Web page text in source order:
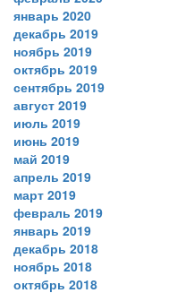
январь 2020
декабрь 2019
ноябрь 2019
октябрь 2019
сентябрь 2019
август 2019
июль 2019
июнь 2019
май 2019
апрель 2019
март 2019
февраль 2019
январь 2019
декабрь 2018
ноябрь 2018
октябрь 2018